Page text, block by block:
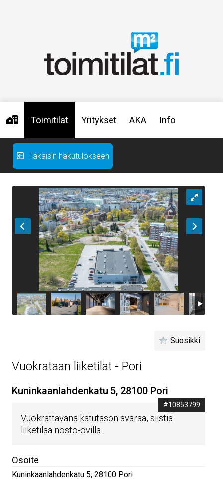
Toimitilat Yritykset AKA Info
Takaisin hakutulokseen
Suosikki
Vuokrataan liiketilat - Pori
Kuninkaanlahdenkatu 5, 28100 Pori
#10853799
Vuokrattavana katutason avaraa, siistiä
liiketilaa nosto-ovilla.
Osoite
Kuninkaanlahdenkatu 5, 28100 Pori